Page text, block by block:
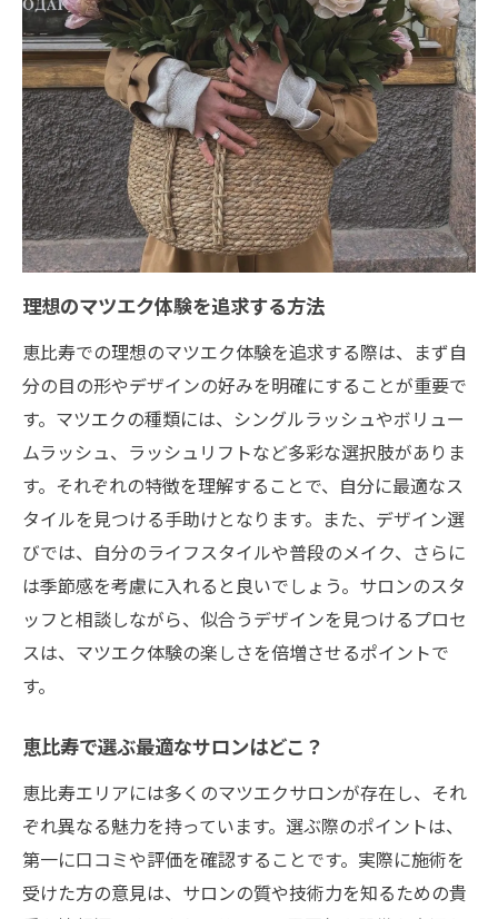
恵比寿の洗練サロンで見つけるマツエクの魅力
恵比寿のサロンで体験する極上のマツエク
洗練されたサロンでのマツエク施術の特徴
人気の恵比寿サロンで叶えるマツエクデザ
イン
サロン選びで失敗しないためのポイント
恵比寿のサロンが特別な理由とは
力
マツエク選びのコツとポイントを徹底解説
自分に合ったマツエクの見つけ方
選ぶべきマツエクのデザインとその理由
失敗しないマツエク選びのためのチェック
リスト
プロが教えるマツエク選びの秘訣
マツエク選びで後悔しないためのアドバイ
ス
リピートしたくなるマツエク選びのポイン
個性を際立たせるマツエクデザインの選び
方
あなたにぴったりのマツエクデザインを恵
比寿で
ユニークなマツエクデザインで新しい自分
理想のマツエク体験を追求する方法
恵比寿での理想のマツエク体験を追求する際は、まず自
分の目の形やデザインの好みを明確にすることが重要で
す。マツエクの種類には、シングルラッシュやボリュー
ムラッシュ、ラッシュリフトなど多彩な選択肢がありま
す。それぞれの特徴を理解することで、自分に最適なス
タイルを見つける手助けとなります。また、デザイン選
びでは、自分のライフスタイルや普段のメイク、さらに
は季節感を考慮に入れると良いでしょう。サロンのスタ
ッフと相談しながら、似合うデザインを見つけるプロセ
スは、マツエク体験の楽しさを倍増させるポイントで
す。
恵比寿で選ぶ最適なサロンはどこ？
恵比寿エリアには多くのマツエクサロンが存在し、それ
ぞれ異なる魅力を持っています。選ぶ際のポイントは、
第一に口コミや評価を確認することです。実際に施術を
受けた方の意見は、サロンの質や技術力を知るための貴